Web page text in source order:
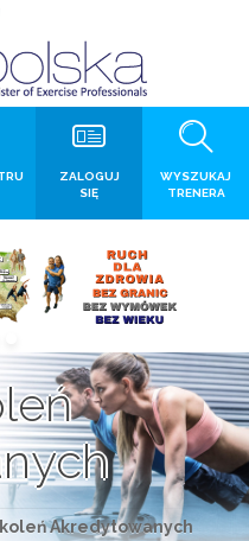
WYSZUKAJ
TRENERA
ZALOGUJ
SIĘ
Akredytowanych